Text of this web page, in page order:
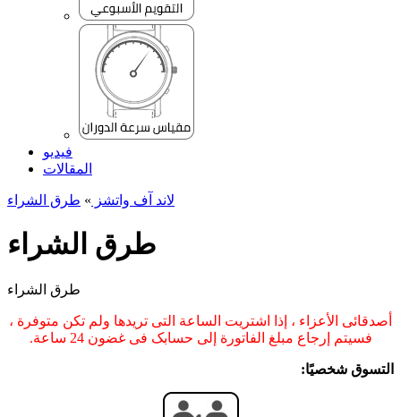
فيديو
المقالات
لاند آف واتشز » طرق الشراء
طرق الشراء
طرق الشراء
أصدقائی الأعزاء ، إذا اشتریت الساعة التی تریدها ولم تکن متوفرة ،
فسیتم إرجاع مبلغ الفاتورة إلى حسابک فی غضون 24 ساعة.
التسوق شخصیًا: